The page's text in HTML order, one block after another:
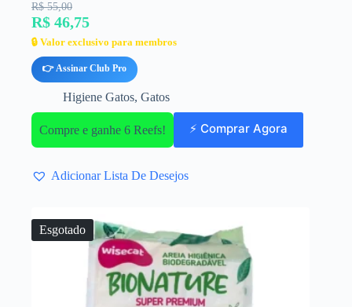
R$ 55,00
R$ 46,75
🔒 Valor exclusivo para membros
👉 Assinar Club Pro
Higiene Gatos, Gatos
Compre e ganhe 6 Reefs! ⚡ Comprar Agora
Adicionar Lista De Desejos
Esgotado